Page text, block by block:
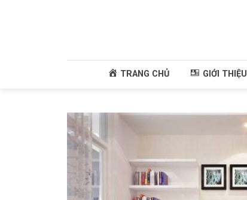
TRANG CHỦ GIỚI THIỆU